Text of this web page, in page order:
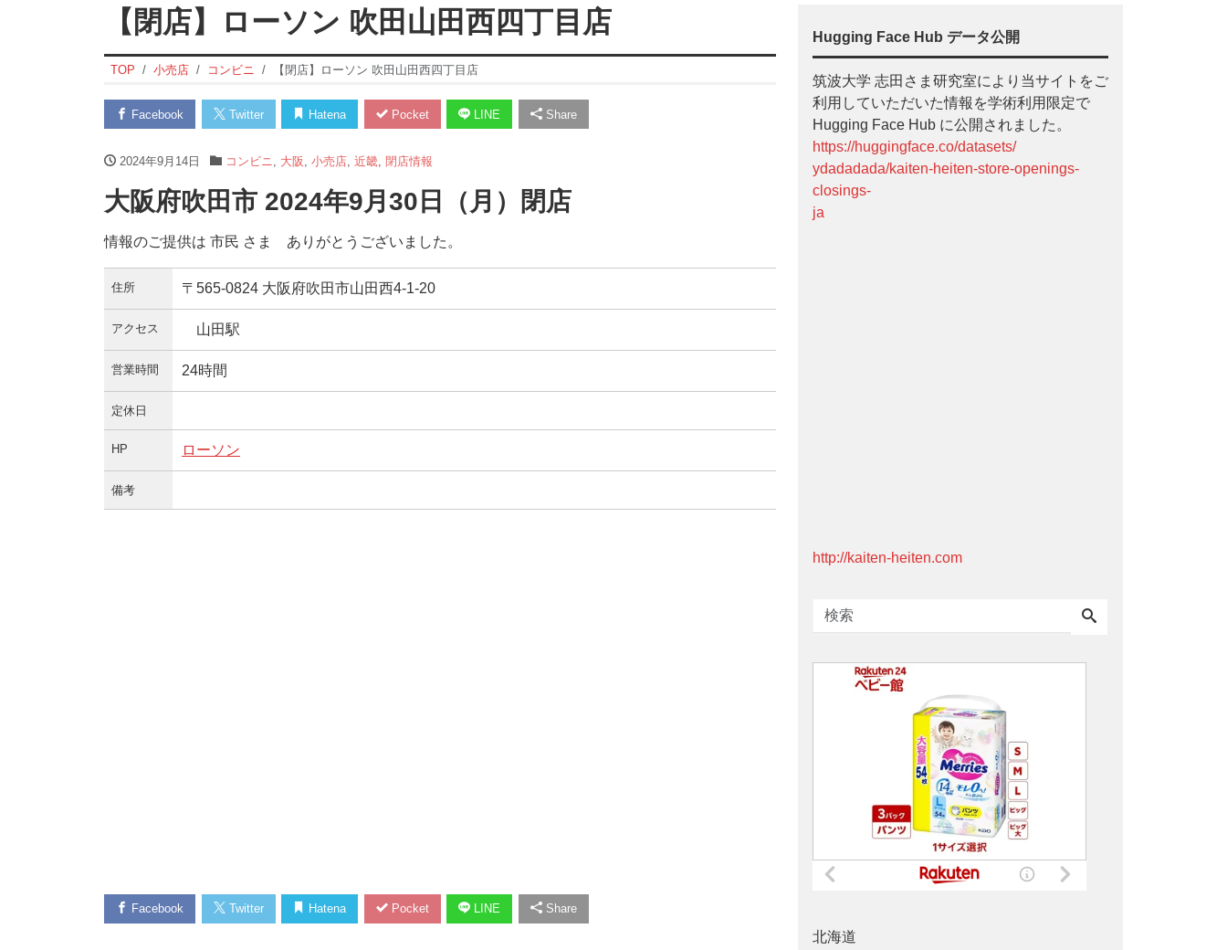
【閉店】ローソン 吹田山田西四丁目店
TOP 小売店 コンビニ 【閉店】ローソン 吹田山田西四丁目店
Facebook Twitter Hatena Pocket LINE Share
2024年9月14日 コンビニ 大阪 小売店, 近畿, 閉店情報
大阪府吹田市 2024年9月30日（月）閉店
情報のご提供は 市民 さま ありがとうございました。
住所 〒565-0824 大阪府吹田市山田西4-1-20
アクセス 山田駅
営業時間 24時間
定休日
HP ローソン
備考
Facebook Twitter Hatena Pocket LINE Share
Hugging Face Hub データ公開
筑波大学 志田さま研究室により当サイトをご
利用していただいた情報を学術利用限定で
Hugging Face Hub に公開されました。
https://huggingface.co/datasets/
ydadadada/kaiten-heiten-store-openings-
closings-
ja
http://kaiten-heiten.com
北海道